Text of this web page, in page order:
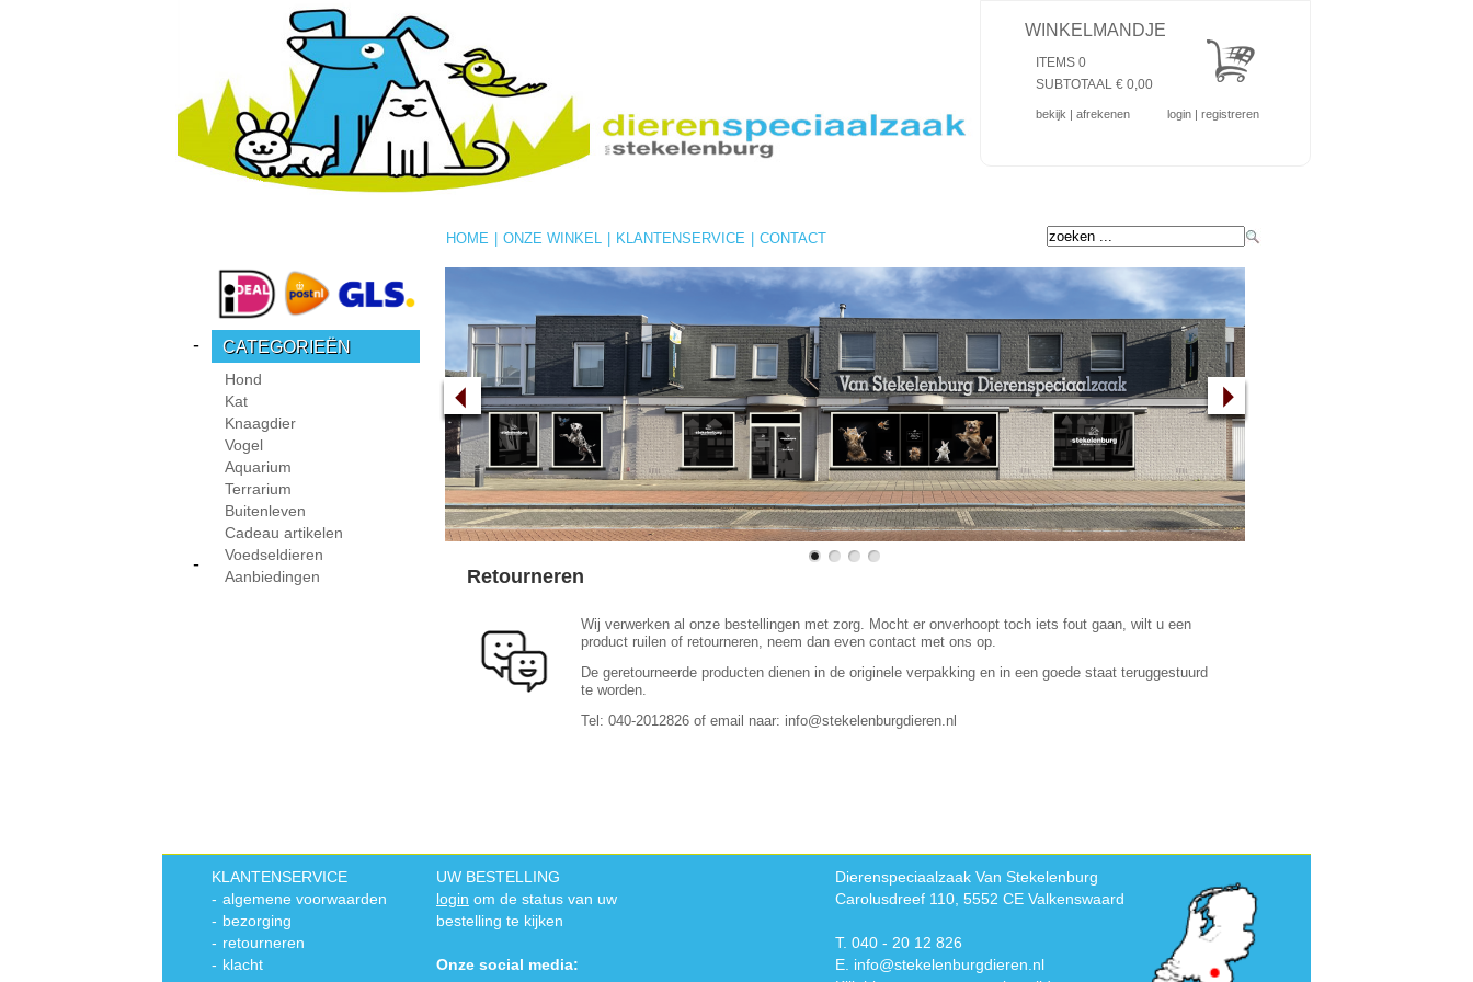
WINKELMANDJE
ITEMS 0
SUBTOTAAL € 0,00
bekijk | afrekenen login | registreren
CONTACT
KLANTENSERVICE
ONZE WINKEL
HOME
CATEGORIEËN
-
Hond
Kat
Knaagdier
Vogel
Aquarium
Terrarium
Buitenleven
Cadeau artikelen
Voedseldieren
Aanbiedingen
-
Retourneren
Wij verwerken al onze bestellingen met zorg. Mocht er onverhoopt toch iets fout gaan, wilt u een
product ruilen of retourneren, neem dan even contact met ons op.
De geretourneerde producten dienen in de originele verpakking en in een goede staat teruggestuurd
te worden.
Tel: 040-2012826 of email naar: info@stekelenburgdieren.nl
KLANTENSERVICE
- algemene voorwaarden
- bezorging
- retourneren
- klacht
UW BESTELLING
login om de status van uw
bestelling te kijken
Onze social media:
Dierenspeciaalzaak Van Stekelenburg
Carolusdreef 110, 5552 CE Valkenswaard
T. 040 - 20 12 826
E. info@stekelenburgdieren.nl